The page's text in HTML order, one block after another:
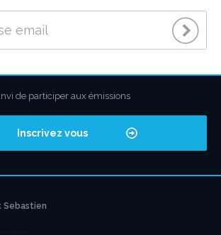
de participer aux émissions
Inscrivez vous
Sebastien